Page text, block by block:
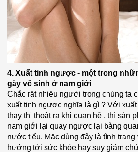
4. Xuất tinh ngược - một trong
gây vô sinh ở nam giới
Chắc rất nhiều người trong chúng ta
xuất tinh ngược nghĩa là gì ? Với
thay thì thoát ra khi quan hệ , thì sản
nam giới lại quay ngược lại bàng
nước tiểu. Mặc dùng đây là tình trạng
hưởng tới sức khỏe hay suy giảm